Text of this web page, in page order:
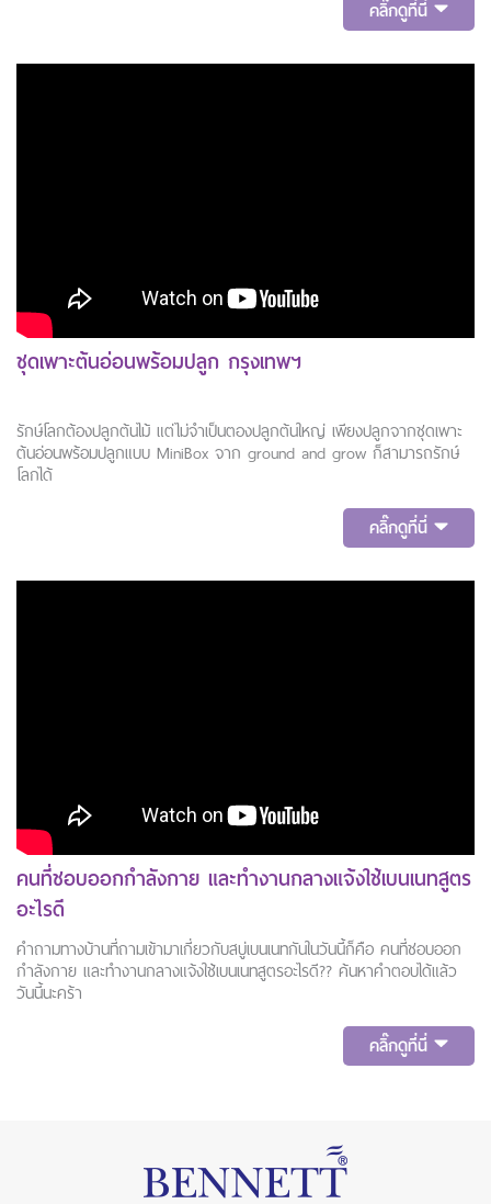
คลิ๊กดูที่นี่
ชุดเพาะต้นอ่อนพร้อมปลูก กรุงเทพฯ
รักษ์โลกต้องปลูกต้นไม้ แต่ไม่จำเป็นตองปลูกต้นใหญ่ เพียงปลูกจากชุดเพาะ
ต้นอ่อนพร้อมปลูกแบบ MiniBox จาก ground and grow ก็สามารถรักษ์
โลกได้
คลิ๊กดูที่นี่
คนที่ชอบออกกำลังกาย และทำงานกลางแจ้งใช้เบนเนทสูตร
อะไรดี
คำถามทางบ้านที่ถามเข้ามาเกี่ยวกับสบู่เบนเนทกันในวันนี้ก็คือ คนที่ชอบออก
กำลังกาย และทำงานกลางแจ้งใช้เบนเนทสูตรอะไรดี?? ค้นหาคำตอบได้แล้ว
วันนี้นะคร้า
คลิ๊กดูที่นี่